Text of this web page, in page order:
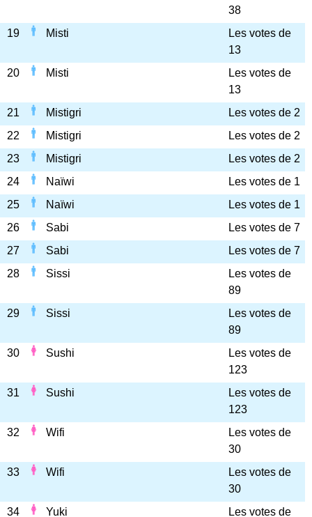
38
19
Misti
Les votes de
13
20
Misti
Les votes de
13
21
Mistigri
Les votes de 2
22
Mistigri
Les votes de 2
23
Mistigri
Les votes de 2
24
Naïwi
Les votes de 1
25
Naïwi
Les votes de 1
26
Sabi
Les votes de 7
27
Sabi
Les votes de 7
28
Sissi
Les votes de
89
29
Sissi
Les votes de
89
30
Sushi
Les votes de
123
31
Sushi
Les votes de
123
32
Wifi
Les votes de
30
33
Wifi
Les votes de
30
34
Yuki Les votes de